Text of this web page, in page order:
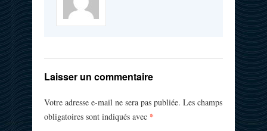
Laisser un commentaire
Votre adresse e-mail ne sera pas publiée. Les champs
obligatoires sont indiqués avec *